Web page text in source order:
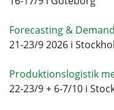
Forecasting &
21-23/9 2026 i
Produktionslogistik
22-23/9 + 6-7/10 i